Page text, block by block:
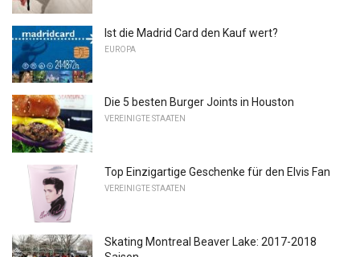
Ist die Madrid Card den Kauf wert?
EUROPA
Die 5 besten Burger Joints in Houston
VEREINIGTE STAATEN
Top Einzigartige Geschenke für den Elvis Fan
VEREINIGTE STAATEN
Skating Montreal Beaver Lake: 2017-2018